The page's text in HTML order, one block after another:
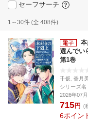
セーフサーチ
1～30件 (全 408件)
選んでい
第1巻
千仮, 香月
シリーズ名
2026年07
715円 (
6ポイン